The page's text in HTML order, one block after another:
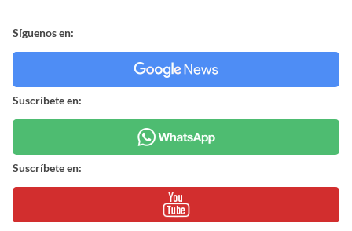
Síguenos en:
Suscríbete en:
Suscríbete en: